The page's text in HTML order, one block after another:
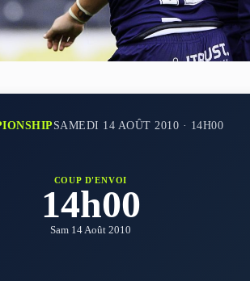
SAMEDI 14 AOÛT 2010 · 14H00
COUP D'ENVOI
14h00
Sam 14 Août 2010